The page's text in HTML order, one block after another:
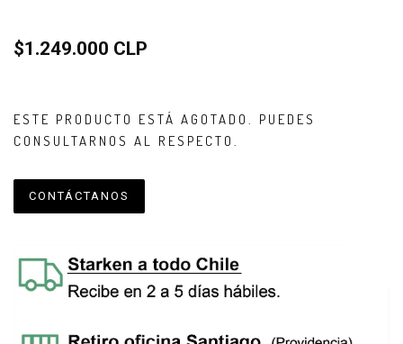
$1.249.000 CLP
ESTE PRODUCTO ESTÁ AGOTADO. PUEDES
CONSULTARNOS AL RESPECTO.
CONTÁCTANOS